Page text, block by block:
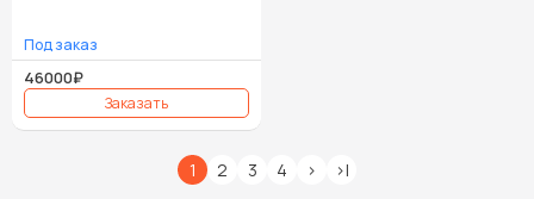
46000₽
1 2 3 4 > >|